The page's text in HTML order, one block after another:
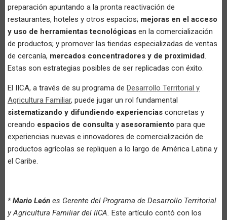
preparación apuntando a la pronta reactivación de
restaurantes, hoteles y otros espacios; mejoras en el acceso
y uso de herramientas tecnológicas en la comercialización
de productos; y promover las tiendas especializadas de ventas
de cercanía, mercados concentradores y de proximidad.
Estas son estrategias posibles de ser replicadas con éxito.
El IICA, a través de su programa de Desarrollo Territorial y
Agricultura Familiar, puede jugar un rol fundamental
sistematizando y difundiendo experiencias concretas y
creando espacios de consulta y asesoramiento para que
experiencias nuevas e innovadores de comercialización de
productos agrícolas se repliquen a lo largo de América Latina y
el Caribe.
*Mario León es Gerente del Programa de Desarrollo Territorial
y Agricultura Familiar del IICA. Este artículo contó con los